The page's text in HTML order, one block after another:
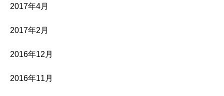
2017年4月
2017年2月
2016年12月
2016年11月